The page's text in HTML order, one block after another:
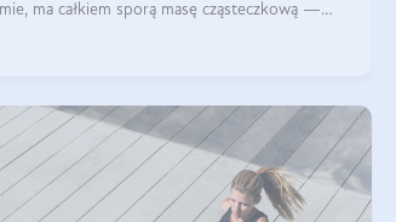
ma całkiem sporą masę cząsteczkową —
strawialny. Aby był lepiej przyswajalny i